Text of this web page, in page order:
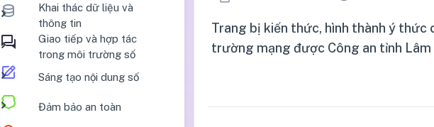
Khai thác dữ liệu và
thông tin
Giao tiếp và hợp tác
trong môi trường số
Sáng tạo nội dung số
Đảm bảo an toàn
Trang bị kiến thức, hình thành ý thức
trường mạng được Công an tỉnh